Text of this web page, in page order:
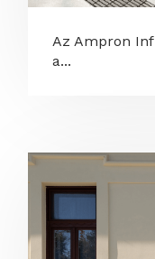
Az Ampron
a...